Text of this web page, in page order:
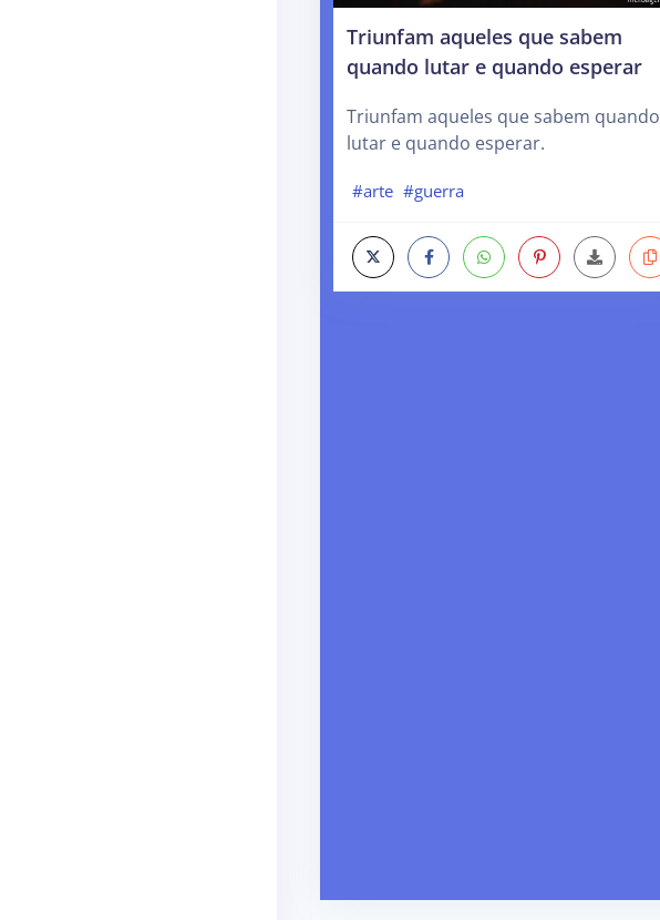
Triunfam aqueles que sabem
quando lutar e quando esperar
Triunfam aqueles que sabem quando
lutar e quando esperar.
#arte #guerra